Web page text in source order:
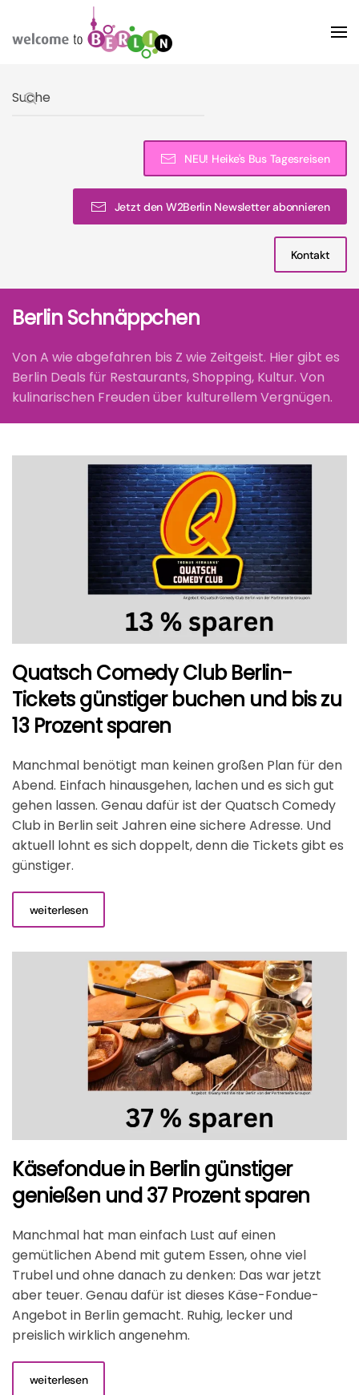
Skip to main content
NEU! Heike's Bus Tagesreisen
Jetzt den W2Berlin Newsletter abonnieren
Kontakt
Berlin Schnäppchen
Von A wie abgefahren bis Z wie Zeitgeist. Hier gibt es
Berlin Deals für Restaurants, Shopping, Kultur. Von
kulinarischen Freuden über kulturellem Vergnügen.
Quatsch Comedy Club Berlin-
Tickets günstiger buchen und bis zu
13 Prozent sparen
Manchmal benötigt man keinen großen Plan für den
Abend. Einfach hinausgehen, lachen und es sich gut
gehen lassen. Genau dafür ist der Quatsch Comedy
Club in Berlin seit Jahren eine sichere Adresse. Und
aktuell lohnt es sich doppelt, denn die Tickets gibt es
günstiger.
weiterlesen
Käsefondue in Berlin günstiger
genießen und 37 Prozent sparen
Manchmal hat man einfach Lust auf einen
gemütlichen Abend mit gutem Essen, ohne viel
Trubel und ohne danach zu denken: Das war jetzt
aber teuer. Genau dafür ist dieses Käse-Fondue-
Angebot in Berlin gemacht. Ruhig, lecker und
preislich wirklich angenehm.
weiterlesen